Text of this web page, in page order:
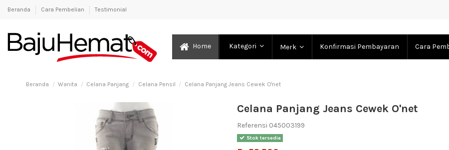
Beranda Cara Pembelian Testimonial
Home Kategori Merk Konfirmasi Pembayaran Cara
Beranda Wanita Celana Panjang Celana Pensil Celana Panjang Jeans Cewek O'net
Celana Panjang Jeans Cewek O'net
Referensi 045003199
Stok tersedia